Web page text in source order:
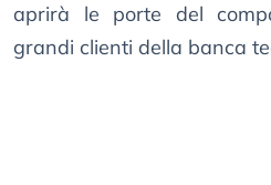
aprirà le porte del
grandi clienti della banca